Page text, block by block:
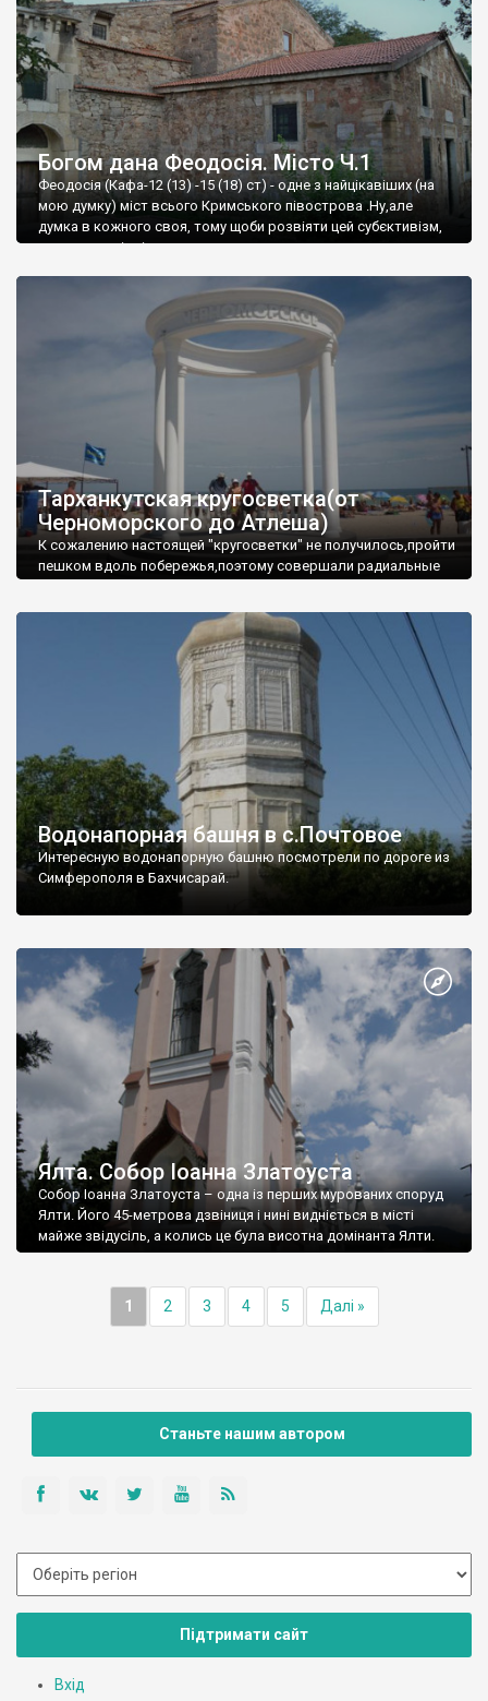
Богом дана Феодосія. Місто Ч.1
Феодосія (Кафа-12 (13) -15 (18) ст) - одне з найцікавіших (на
мою думку) міст всього Кримського півострова .Ну,але
думка в кожного своя, тому щоби розвіяти цей субєктивізм,
запрошую відвідати це
Тарханкутская кругосветка(от
Черноморского до Атлеша)
К сожалению настоящей "кругосветки" не получилось,пройти
пешком вдоль побережья,поэтому совершали радиальные
Водонапорная башня в с.Почтовое
Интересную водонапорную башню посмотрели по дороге из
Симферополя в Бахчисарай.
Ялта. Собор Іоанна Златоуста
Собор Іоанна Златоуста – одна із перших мурованих споруд
Ялти. Його 45-метрова дзвіниця і нині видніється в місті
майже звідусіль, а колись це була висотна домінанта Ялти.
1 2 3 4 5 Далі »
Станьте нашим автором
Підтримати сайт
Вхід